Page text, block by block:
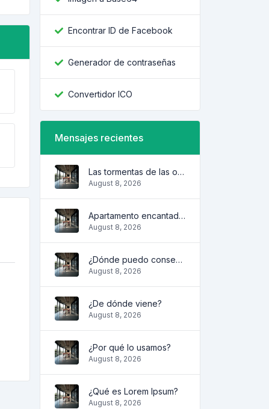
Encontrar ID de Facebook
Generador de contraseñas
Convertidor ICO
Mensajes recientes
Las tormentas de las olas
August 8, 2026
Apartamento encantador y acogedor
August 8, 2026
¿Dónde puedo conseguirlo?
August 8, 2026
¿De dónde viene?
August 8, 2026
¿Por qué lo usamos?
August 8, 2026
¿Qué es Lorem Ipsum?
August 8, 2026